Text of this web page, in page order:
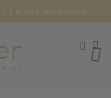
$ et plus (avant taxes)